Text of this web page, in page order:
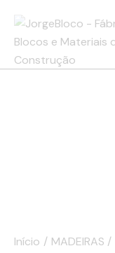
Início MADEIRAS